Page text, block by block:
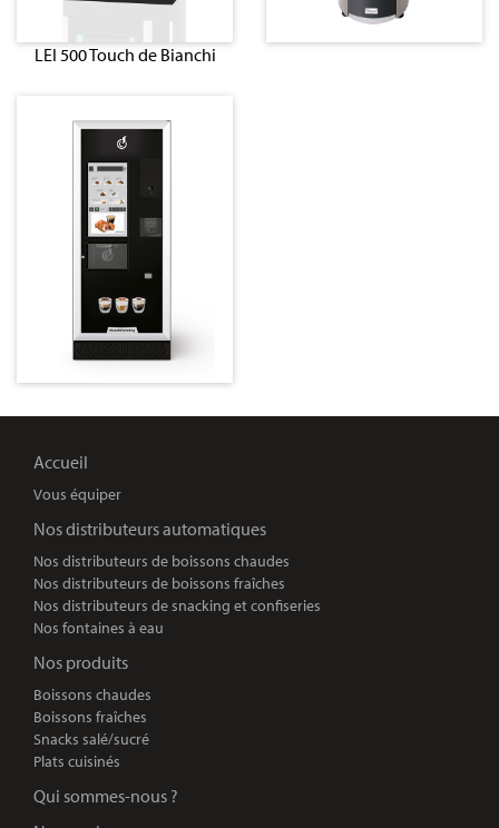
LEI 500 Touch de Bianchi
Accueil
Vous équiper
Nos distributeurs automatiques
Nos distributeurs de boissons chaudes
Nos distributeurs de boissons fraîches
Nos distributeurs de snacking et confiseries
Nos fontaines à eau
Nos produits
Boissons chaudes
Boissons fraîches
Snacks salé/sucré
Plats cuisinés
Qui sommes-nous ?